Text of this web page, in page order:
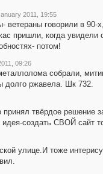
2011, 19:55
ветераны говорили в 90-
пришли, когда
потом!
09:26
собрали,
долго ржавела. Шк 732.
твёрдое решение
идея-создать СВОЙ
улице.И тоже